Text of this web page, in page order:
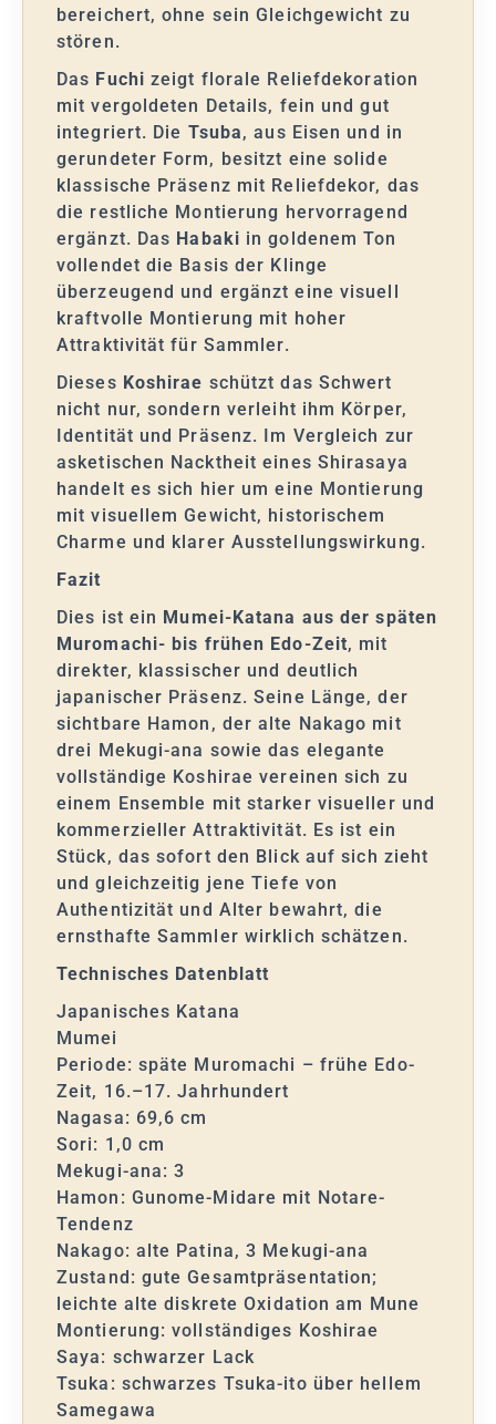
bereichert, ohne sein Gleichgewicht zu
stören.
Das Fuchi zeigt florale Reliefdekoration
mit vergoldeten Details, fein und gut
integriert. Die Tsuba, aus Eisen und in
gerundeter Form, besitzt eine solide
klassische Präsenz mit Reliefdekor, das
die restliche Montierung hervorragend
ergänzt. Das Habaki in goldenem Ton
vollendet die Basis der Klinge
überzeugend und ergänzt eine visuell
kraftvolle Montierung mit hoher
Attraktivität für Sammler.
Dieses Koshirae schützt das Schwert
nicht nur, sondern verleiht ihm Körper,
Identität und Präsenz. Im Vergleich zur
asketischen Nacktheit eines Shirasaya
handelt es sich hier um eine Montierung
mit visuellem Gewicht, historischem
Charme und klarer Ausstellungswirkung.
Fazit
Dies ist ein Mumei-Katana aus der späten
Muromachi- bis frühen Edo-Zeit, mit
direkter, klassischer und deutlich
japanischer Präsenz. Seine Länge, der
sichtbare Hamon, der alte Nakago mit
drei Mekugi-ana sowie das elegante
vollständige Koshirae vereinen sich zu
einem Ensemble mit starker visueller und
kommerzieller Attraktivität. Es ist ein
Stück, das sofort den Blick auf sich zieht
und gleichzeitig jene Tiefe von
Authentizität und Alter bewahrt, die
ernsthafte Sammler wirklich schätzen.
Technisches Datenblatt
Japanisches Katana
Mumei
Periode: späte Muromachi – frühe Edo-
Zeit, 16.–17. Jahrhundert
Nagasa: 69,6 cm
Sori: 1,0 cm
Mekugi-ana: 3
Hamon: Gunome-Midare mit Notare-
Tendenz
Nakago: alte Patina, 3 Mekugi-ana
Zustand: gute Gesamtpräsentation;
leichte alte diskrete Oxidation am Mune
Montierung: vollständiges Koshirae
Saya: schwarzer Lack
Tsuka: schwarzes Tsuka-ito über hellem
Samegawa